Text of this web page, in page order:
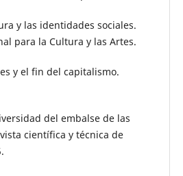
y las identidades sociales.
para la Cultura y las Artes.
y el fin del capitalismo.
del embalse de las
científica y técnica de